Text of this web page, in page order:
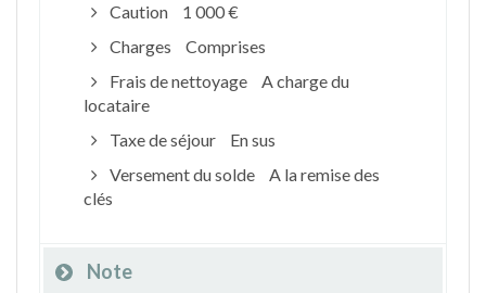
Caution
1 000 €
Charges
Comprises
Frais de nettoyage
A charge du
locataire
Taxe de séjour
En sus
Versement du solde
A la remise des
clés
Note